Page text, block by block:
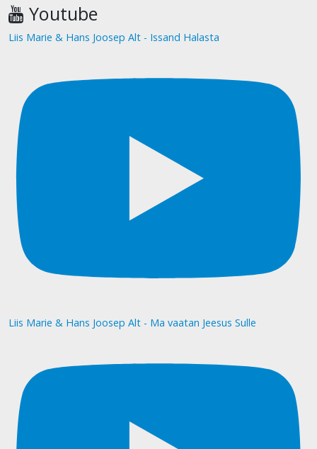
Youtube
Liis Marie & Hans Joosep Alt - Issand Halasta
Liis Marie & Hans Joosep Alt - Ma vaatan Jeesus Sulle